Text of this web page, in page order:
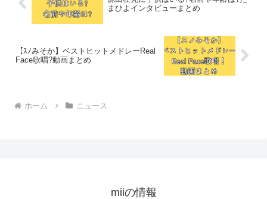
まひよインタビューまとめ
【ｽﾉみそか】ベストヒットメドレーReal
Face歌唱?動画まとめ
ホーム ニュース
miiの情報